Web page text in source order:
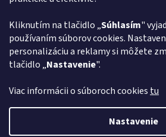
Kliknutím na tlačidlo „Súhlasím"
používaním súborov cookies.
personalizáciu a reklamy si môžete
tlačidlo „Nastavenie".
Viac informácii o súboroch cookies tu
Nastavenie
Prijímame online platby